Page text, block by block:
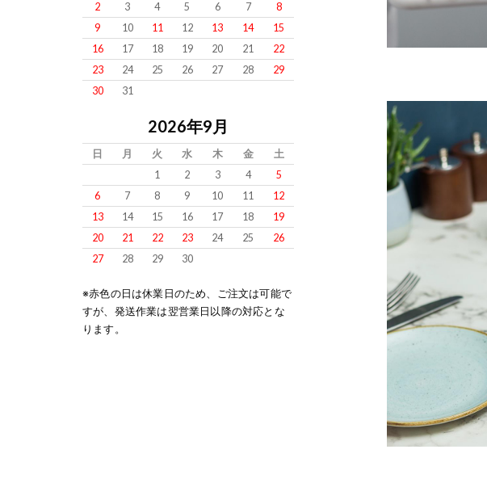
2
3 4 5 6 7
8
9
10 11 12 13 14
15
16
17 18 19 20 21
22
23
24 25 26 27 28
29
30
31
2026年9月
日 月 火 水 木 金
土
1
2 3 4
5
6
7 8 9 10 11
12
13
14 15 16 17 18
19
20
21 22 23 24 25
26
27
28 29 30
※赤色の日は休業日のため、ご注文は可能で
すが、発送作業は翌営業日以降の対応とな
ります。